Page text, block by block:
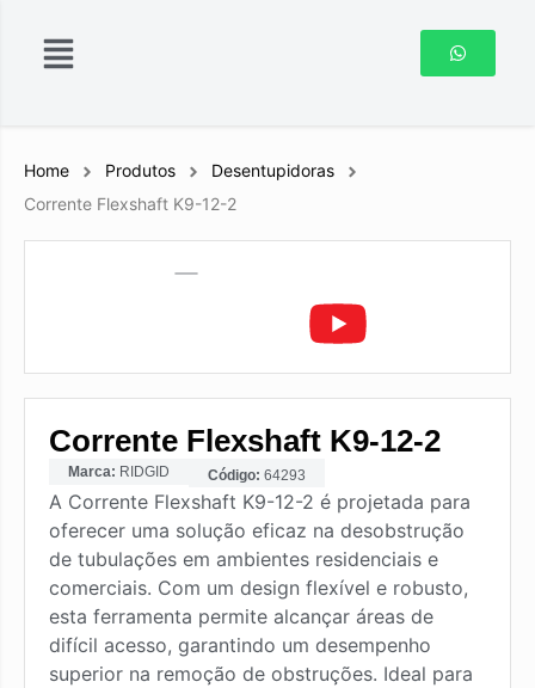
Home Produtos
Desentupidoras
Corrente Flexshaft K9-12-2
Corrente Flexshaft K9-12-2
Marca: RIDGID Código: 64293
A Corrente Flexshaft K9-12-2 é projetada para
oferecer uma solução eficaz na desobstrução
de tubulações em ambientes residenciais e
comerciais. Com um design flexível e robusto,
esta ferramenta permite alcançar áreas de
difícil acesso, garantindo um desempenho
superior na remoção de obstruções. Ideal para